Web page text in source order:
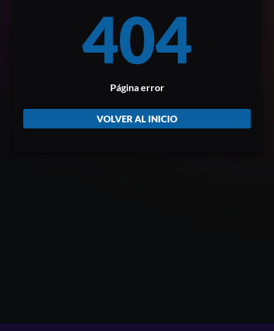
404
Página error
VOLVER AL INICIO